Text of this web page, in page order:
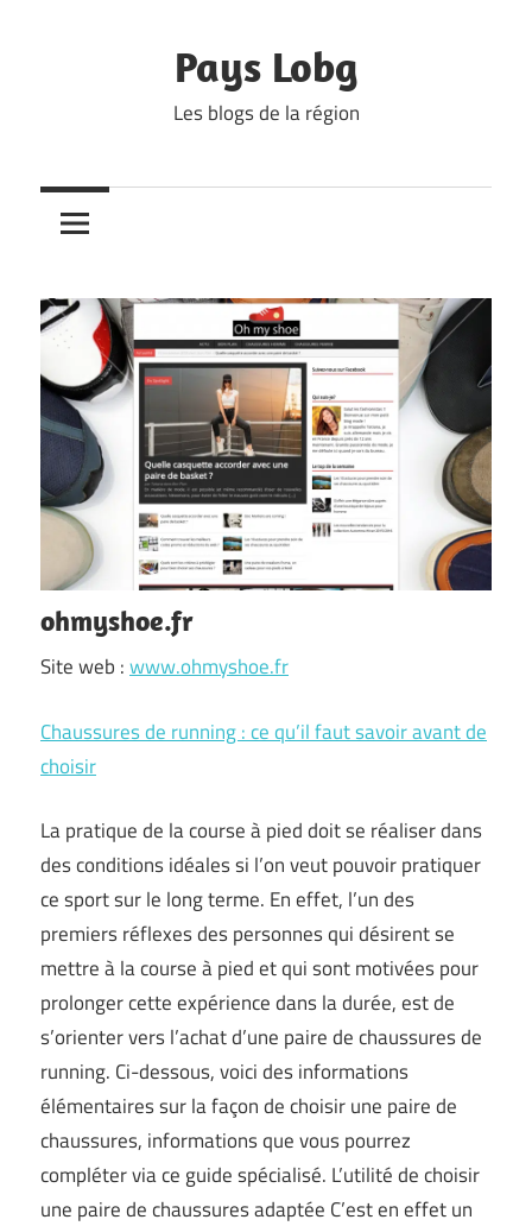
Pays Lobg
Les blogs de la région
ohmyshoe.fr
Site web :www.ohmyshoe.fr
Chaussures de running : ce qu’il faut savoir avant de
choisir
La pratique de la course à pied doit se réaliser dans
des conditions idéales si l’on veut pouvoir pratiquer
ce sport sur le long terme. En effet, l’un des
premiers réflexes des personnes qui désirent se
mettre à la course à pied et qui sont motivées pour
prolonger cette expérience dans la durée, est de
s’orienter vers l’achat d’une paire de chaussures de
running. Ci-dessous, voici des informations
élémentaires sur la façon de choisir une paire de
chaussures, informations que vous pourrez
compléter via ce guide spécialisé. L’utilité de choisir
une paire de chaussures adaptée C’est en effet un